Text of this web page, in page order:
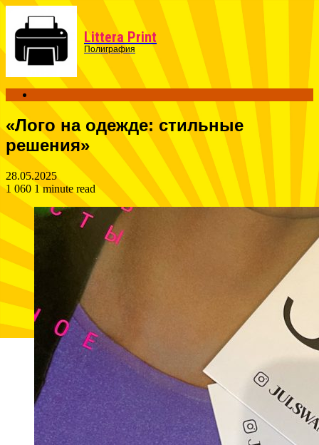
Menu
Littera Print
Полиграфия
«Лого на одежде: стильные
решения»
28.05.2025
1 060 1 minute read